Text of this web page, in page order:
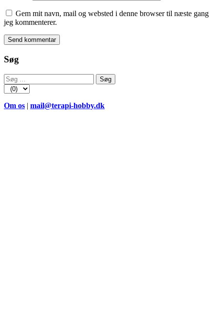
Gem mit navn, mail og websted i denne browser til næste gang
jeg kommenterer.
Søg
Søg
efter:
Om os | mail@terapi-hobby.dk